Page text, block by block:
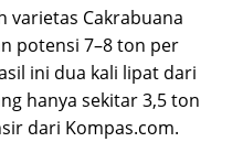
varietas Cakrabuana
potensi 7–8 ton per
ini dua kali lipat dari
hanya sekitar 3,5 ton
dari Kompas.com.